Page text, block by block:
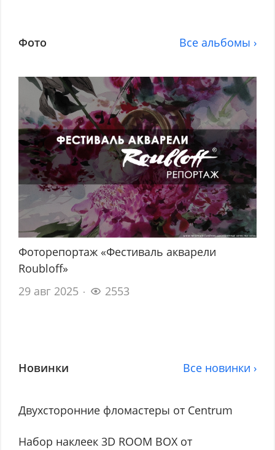
Фото Все альбомы ›
Фоторепортаж «Фестиваль акварели
Roubloff»
29 авг 2025
2553
Новинки Все новинки ›
Двухсторонние фломастеры от Centrum
Набор наклеек 3D ROOM BOX от